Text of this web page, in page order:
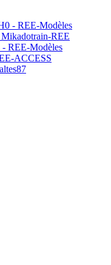
- REE-Modèles
REE
- REE-Modèles
ACCESS